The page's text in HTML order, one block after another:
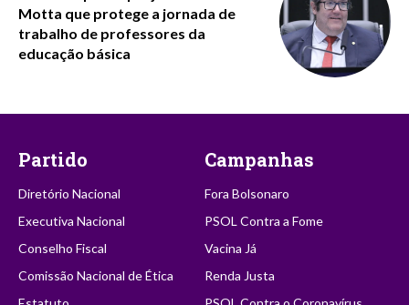
Motta que protege a jornada de
trabalho de professores da
educação básica
Partido
Diretório Nacional
Executiva Nacional
Conselho Fiscal
Comissão Nacional de Ética
Campanhas
Fora Bolsonaro
PSOL Contra a Fome
Vacina Já
Renda Justa